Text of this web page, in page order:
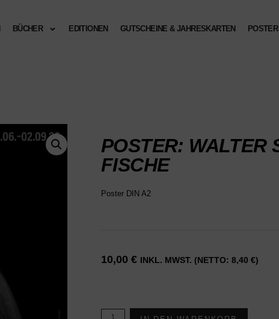
BÜCHER EDITIONEN GUTSCHEINE & JAHRESKARTEN POSTER
POSTER: WALTER
FISCHE
Poster DIN A2
10,00 € INKL. MWST. (NETTO: 8,40 €)